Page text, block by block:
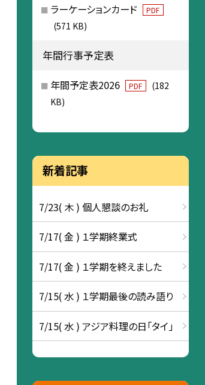
ラーケーションカード PDF
(571 KB)
年間行事予定表
年間予定表2026 PDF
(182
KB)
新着記事
7/23( 木 ) 個人懇談のお礼
7/17( 金 ) １学期終業式
7/17( 金 ) １学期を終えました
7/15( 水 ) １学期最後の読み語り
7/15( 水 ) アジア料理の日「タイ」